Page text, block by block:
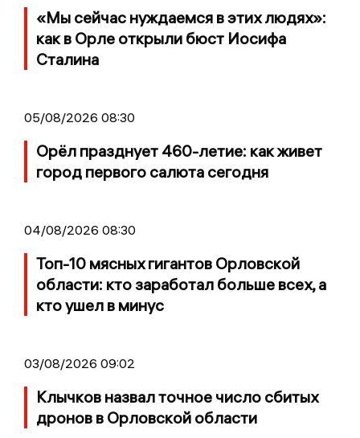
«Мы сейчас нуждаемся в этих людях»:
как в Орле открыли бюст Иосифа
Сталина
05/08/2026 08:30
Орёл празднует 460-летие: как живет
город первого салюта сегодня
04/08/2026 08:30
Топ-10 мясных гигантов Орловской
области: кто заработал больше всех, а
кто ушел в минус
03/08/2026 09:02
Клычков назвал точное число сбитых
дронов в Орловской области